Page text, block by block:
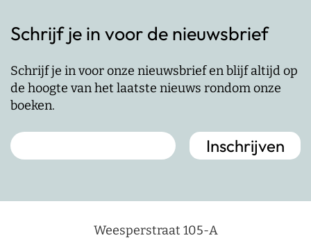
Schrijf je in voor de nieuwsbrief
Schrijf je in voor onze nieuwsbrief en blijf altijd op
de hoogte van het laatste nieuws rondom onze
boeken.
Weesperstraat 105-A